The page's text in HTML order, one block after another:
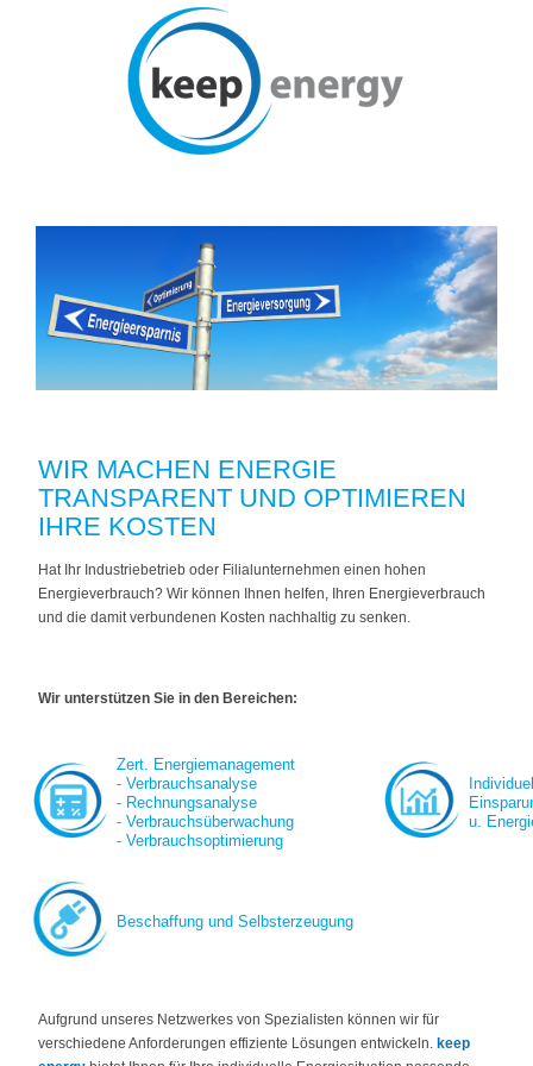
WIR MACHEN ENERGIE
TRANSPARENT UND OPTIMIEREN
IHRE KOSTEN
Hat Ihr Industriebetrieb oder Filialunternehmen einen hohen
Energieverbrauch? Wir können Ihnen helfen, Ihren Energieverbrauch
und die damit verbundenen Kosten nachhaltig zu senken.
Wir unterstützen Sie in den Bereichen:
Zert. Energiemanagement
- Verbrauchsanalyse
- Rechnungsanalyse
- Verbrauchsüberwachung
- Verbrauchsoptimierung
u.
Beschaffung und Selbsterzeugung
Aufgrund unseres Netzwerkes von Spezialisten können wir für
verschiedene Anforderungen effiziente Lösungen entwickeln. keep